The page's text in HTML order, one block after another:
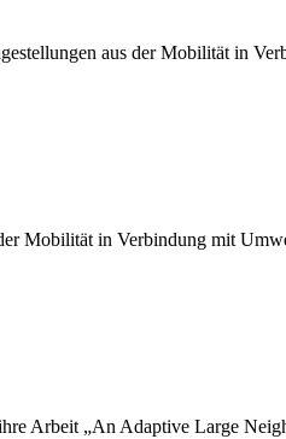
aus der Mobilität in
Mobilität in Verbindung mit
Arbeit „An Adaptive Large